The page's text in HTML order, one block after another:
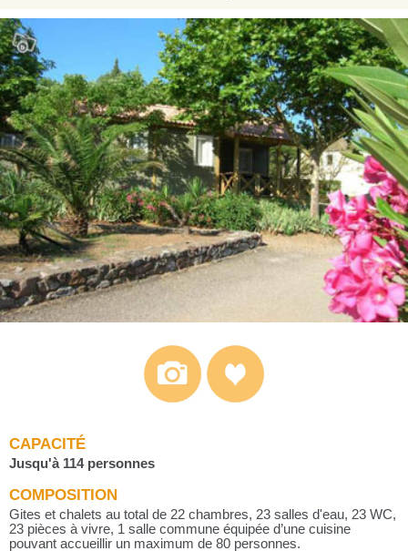
CAPACITÉ
Jusqu'à 114 personnes
COMPOSITION
Gites et chalets au total de 22 chambres, 23 salles d'eau, 23 WC,
23 pièces à vivre, 1 salle commune équipée d’une cuisine
pouvant accueillir un maximum de 80 personnes.